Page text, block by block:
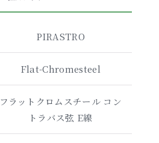
PIRASTRO
Flat-Chromesteel
フラットクロムスチール コン
トラバス弦 E線